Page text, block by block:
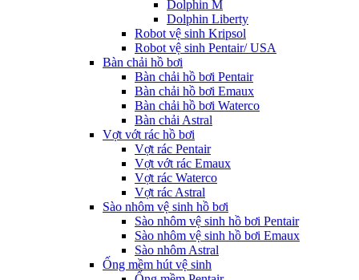
Dolphin M
Dolphin Liberty
Robot vệ sinh Kripsol
Robot vệ sinh Pentair/ USA
Bàn chải hồ bơi
Bàn chải hồ bơi Pentair
Bàn chải hồ bơi Emaux
Bàn chải hồ bơi Waterco
Bàn chải Astral
Vợt vớt rác hồ bơi
Vợt rác Pentair
Vợt vớt rác Emaux
Vợt rác Waterco
Vợt rác Astral
Sào nhôm vệ sinh hồ bơi
Sào nhôm vệ sinh hồ bơi Pentair
Sào nhôm vệ sinh hồ bơi Emaux
Sào nhôm Astral
Ống mềm hút vệ sinh